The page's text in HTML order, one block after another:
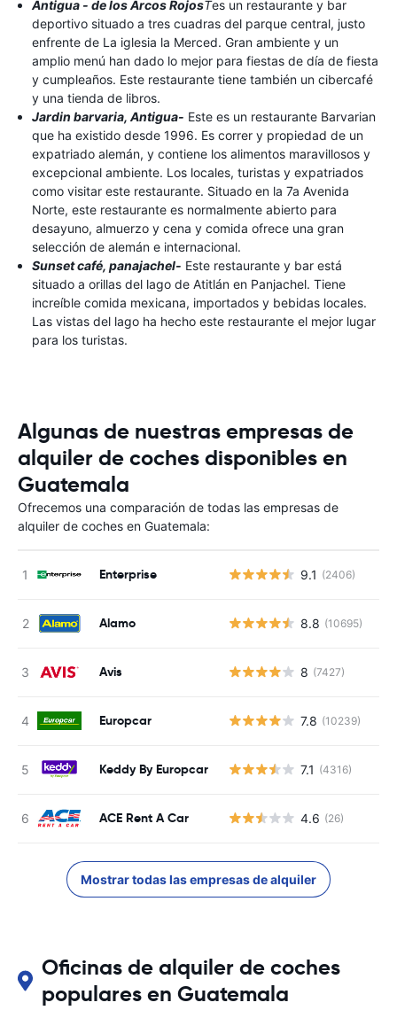
Antigua - de los Arcos RojosTes un restaurante y bar
deportivo situado a tres cuadras del parque central, justo
enfrente de La iglesia la Merced. Gran ambiente y un
amplio menú han dado lo mejor para fiestas de día de fiesta
y cumpleaños. Este restaurante tiene también un cibercafé
y una tienda de libros.
Jardin barvaria, Antigua- Este es un restaurante Barvarian
que ha existido desde 1996. Es correr y propiedad de un
expatriado alemán, y contiene los alimentos maravillosos y
excepcional ambiente. Los locales, turistas y expatriados
como visitar este restaurante. Situado en la 7a Avenida
Norte, este restaurante es normalmente abierto para
desayuno, almuerzo y cena y comida ofrece una gran
selección de alemán e internacional.
Sunset café, panajachel- Este restaurante y bar está
situado a orillas del lago de Atitlán en Panjachel. Tiene
increíble comida mexicana, importados y bebidas locales.
Las vistas del lago ha hecho este restaurante el mejor lugar
para los turistas.
Algunas de nuestras empresas de
alquiler de coches disponibles en
Guatemala
Ofrecemos una comparación de todas las empresas de
alquiler de coches en Guatemala:
Enterprise 9.1 (2406)
Alamo 8.8 (10695)
Avis 8 (7427)
Europcar 7.8 (10239)
Keddy By Europcar 7.1 (4316)
ACE Rent A Car 4.6 (26)
Mostrar todas las empresas de alquiler
Oficinas de alquiler de coches
populares en Guatemala